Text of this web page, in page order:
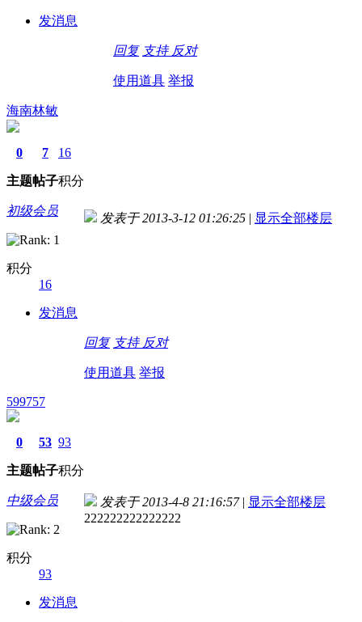
发消息
回复 支持 反对
使用道具 举报
海南林敏
0
主题
7
帖子
16
积分
初级会员
积分
16
发消息
发表于 2013-3-12 01:26:25 | 显示全部楼层
回复 支持 反对
使用道具 举报
599757
0
主题
53
帖子
93
积分
中级会员
积分
93
发消息
发表于 2013-4-8 21:16:57 | 显示全部楼层
222222222222222